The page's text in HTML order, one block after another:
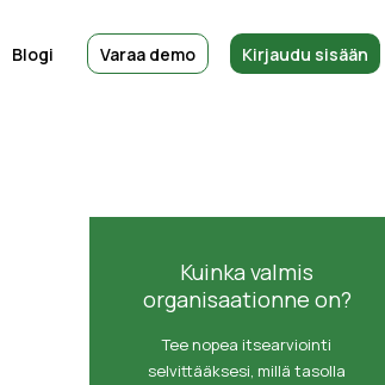
Blogi Varaa demo Kirjaudu sisään
Kuinka valmis
organisaationne on?
Tee nopea itsearviointi
selvittääksesi, millä tasolla